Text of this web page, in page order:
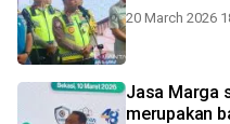
20 March 2026
Jasa Marga
merupakan